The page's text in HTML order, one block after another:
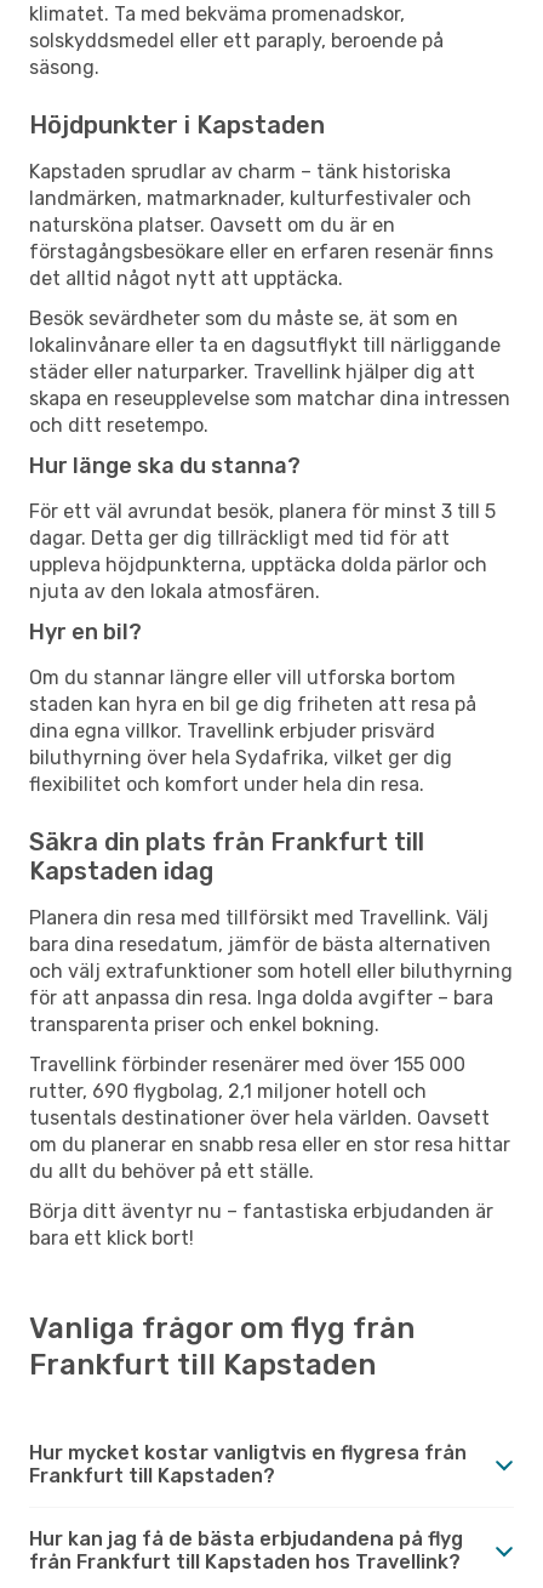
klimatet. Ta med bekväma promenadskor,
solskyddsmedel eller ett paraply, beroende på
säsong.
Höjdpunkter i Kapstaden
Kapstaden sprudlar av charm – tänk historiska
landmärken, matmarknader, kulturfestivaler och
natursköna platser. Oavsett om du är en
förstagångsbesökare eller en erfaren resenär finns
det alltid något nytt att upptäcka.
Besök sevärdheter som du måste se, ät som en
lokalinvånare eller ta en dagsutflykt till närliggande
städer eller naturparker. Travellink hjälper dig att
skapa en reseupplevelse som matchar dina intressen
och ditt resetempo.
Hur länge ska du stanna?
För ett väl avrundat besök, planera för minst 3 till 5
dagar. Detta ger dig tillräckligt med tid för att
uppleva höjdpunkterna, upptäcka dolda pärlor och
njuta av den lokala atmosfären.
Hyr en bil?
Om du stannar längre eller vill utforska bortom
staden kan hyra en bil ge dig friheten att resa på
dina egna villkor. Travellink erbjuder prisvärd
biluthyrning över hela Sydafrika, vilket ger dig
flexibilitet och komfort under hela din resa.
Säkra din plats från Frankfurt till
Kapstaden idag
Planera din resa med tillförsikt med Travellink. Välj
bara dina resedatum, jämför de bästa alternativen
och välj extrafunktioner som hotell eller biluthyrning
för att anpassa din resa. Inga dolda avgifter – bara
transparenta priser och enkel bokning.
Travellink förbinder resenärer med över 155 000
rutter, 690 flygbolag, 2,1 miljoner hotell och
tusentals destinationer över hela världen. Oavsett
om du planerar en snabb resa eller en stor resa hittar
du allt du behöver på ett ställe.
Börja ditt äventyr nu – fantastiska erbjudanden är
bara ett klick bort!
Vanliga frågor om flyg från
Frankfurt till Kapstaden
Hur mycket kostar vanligtvis en flygresa från
Frankfurt till Kapstaden?
Hur kan jag få de bästa erbjudandena på flyg
från Frankfurt till Kapstaden hos Travellink?